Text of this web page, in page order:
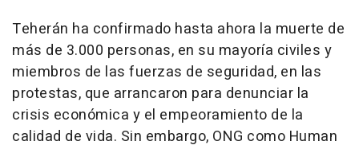
Teherán ha confirmado hasta ahora la muerte de
más de 3.000 personas, en su mayoría civiles y
miembros de las fuerzas de seguridad, en las
protestas, que arrancaron para denunciar la
crisis económica y el empeoramiento de la
calidad de vida. Sin embargo, ONG como Human